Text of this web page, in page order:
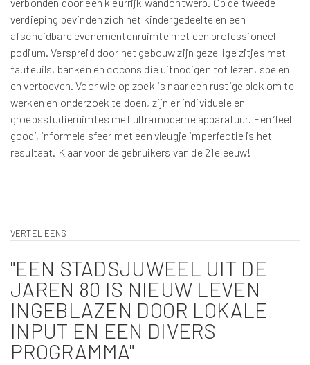
verdieping bevinden zich het kindergedeelte en een
afscheidbare evenementenruimte met een professioneel
podium. Verspreid door het gebouw zijn gezellige zitjes met
fauteuils, banken en cocons die uitnodigen tot lezen, spelen
en vertoeven. Voor wie op zoek is naar een rustige plek om te
werken en onderzoek te doen, zijn er individuele en
groepsstudieruimtes met ultramoderne apparatuur. Een ‘feel
good’, informele sfeer met een vleugje imperfectie is het
resultaat. Klaar voor de gebruikers van de 21e eeuw!
VERTEL EENS
"EEN STADSJUWEEL UIT DE
JAREN 80 IS NIEUW LEVEN
INGEBLAZEN DOOR LOKALE
INPUT EN EEN DIVERS
PROGRAMMA"